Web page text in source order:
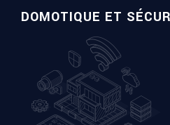
DOMOTIQUE ET